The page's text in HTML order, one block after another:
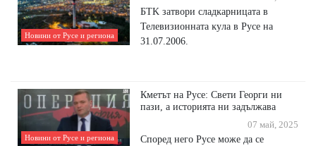
Новини от Русе и региона
БTK зaтвopи cлaдĸapницaта в
Teлeвизиoннaтa ĸyлa в Pyce на
31.07.2006.
Новини от Русе и региона
Кметът на Русе: Свети Георги ни
пази, а историята ни задължава
07 май, 2025
Според него Русе може да се